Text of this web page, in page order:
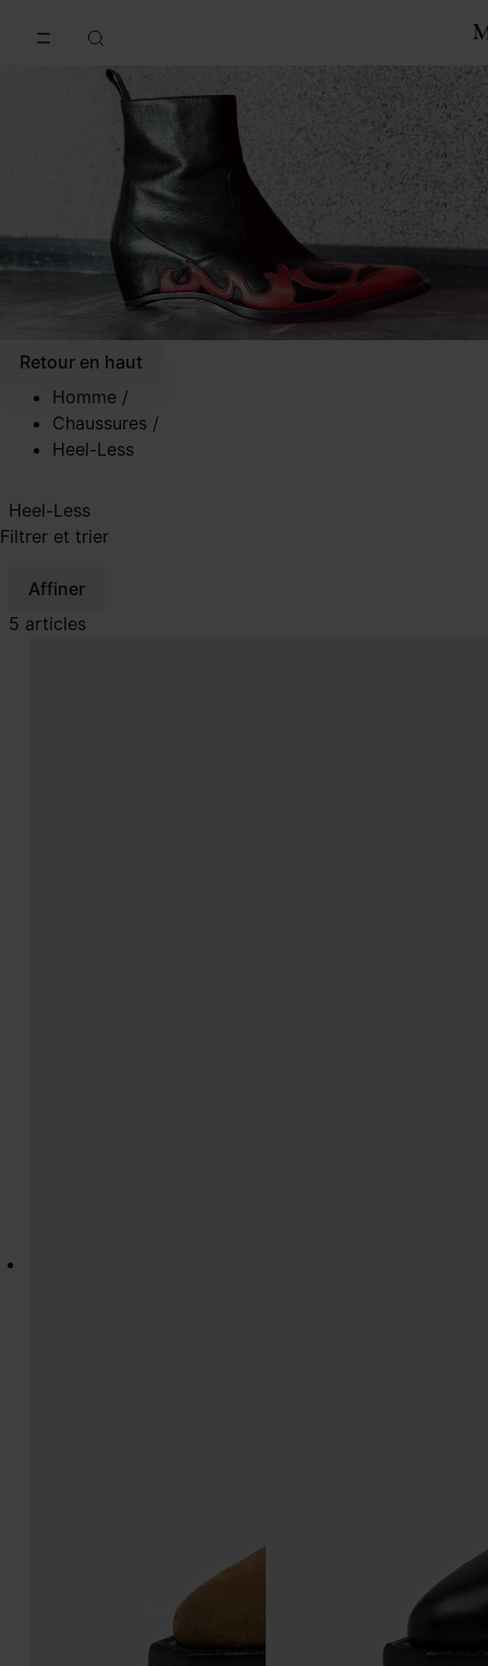
Retour en haut
Homme /
Chaussures /
Heel-Less
Heel-Less
Filtrer et trier
Affiner
5 articles